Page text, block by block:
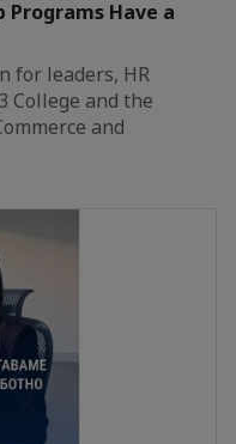
Programs Have a
for leaders, HR
College and the
and